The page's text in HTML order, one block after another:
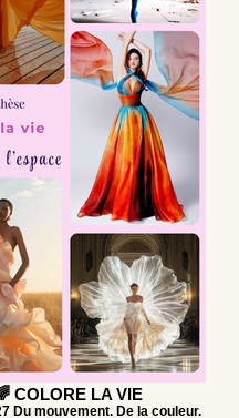
COLORE LA VIE
Du mouvement. De la couleur.